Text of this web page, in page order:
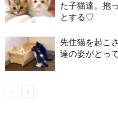
た子猫達。抱
とする♡
先住猫を起こ
達の姿がとっ